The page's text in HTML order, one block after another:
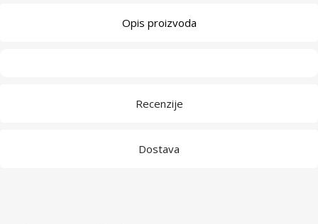
Opis proizvoda
Recenzije
Dostava